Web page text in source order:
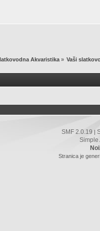
Akvaristika» Vaši
SMF 2.0.19
Simple
Stranica je